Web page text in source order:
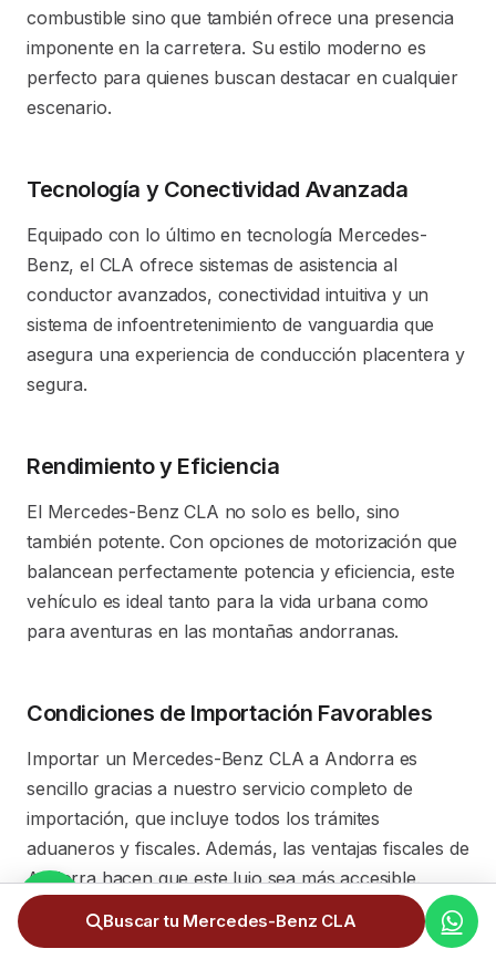
combustible sino que también ofrece una presencia
imponente en la carretera. Su estilo moderno es
perfecto para quienes buscan destacar en cualquier
escenario.
Tecnología y Conectividad Avanzada
Equipado con lo último en tecnología Mercedes-
Benz, el CLA ofrece sistemas de asistencia al
conductor avanzados, conectividad intuitiva y un
sistema de infoentretenimiento de vanguardia que
asegura una experiencia de conducción placentera y
segura.
Rendimiento y Eficiencia
El Mercedes-Benz CLA no solo es bello, sino
también potente. Con opciones de motorización que
balancean perfectamente potencia y eficiencia, este
vehículo es ideal tanto para la vida urbana como
para aventuras en las montañas andorranas.
Condiciones de Importación Favorables
Importar un Mercedes-Benz CLA a Andorra es
sencillo gracias a nuestro servicio completo de
importación, que incluye todos los trámites
aduaneros y fiscales. Además, las ventajas fiscales de
Andorra hacen que este lujo sea más accesible.
Buscar tu Mercedes-Benz CLA